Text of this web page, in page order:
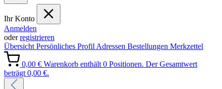
Ihr Konto
Anmelden
oderregistrieren
Übersicht Persönliches Profil Adressen Bestellungen Merkzettel
0,00 € Warenkorb enthält 0 Positionen. Der Gesamtwert
beträgt 0,00 €.